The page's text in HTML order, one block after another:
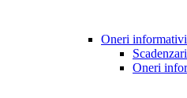
Oneri
Oneri